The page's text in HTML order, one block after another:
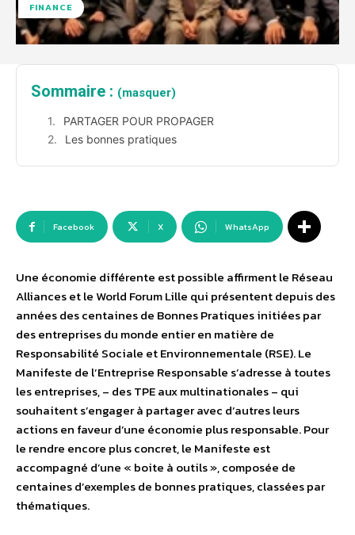
FINANCE
Sommaire : (masquer)
PARTAGER POUR PROPAGER
Les bonnes pratiques
Facebook X WhatsApp
Une économie différente est possible affirment le Réseau
Alliances et le World Forum Lille qui présentent depuis des
années des centaines de Bonnes Pratiques initiées par
des entreprises du monde entier en matière de
Responsabilité Sociale et Environnementale (RSE). Le
Manifeste de l’Entreprise Responsable s’adresse à toutes
les entreprises, – des TPE aux multinationales – qui
souhaitent s’engager à partager avec d’autres leurs
actions en faveur d’une économie plus responsable. Pour
le rendre encore plus concret, le Manifeste est
accompagné d’une « boite à outils », composée de
centaines d’exemples de bonnes pratiques, classées par
thématiques.